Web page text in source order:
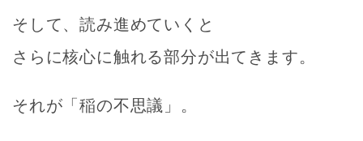
そして、読み進めていくと
さらに核心に触れる部分が出てきます。
それが「稲の不思議」。